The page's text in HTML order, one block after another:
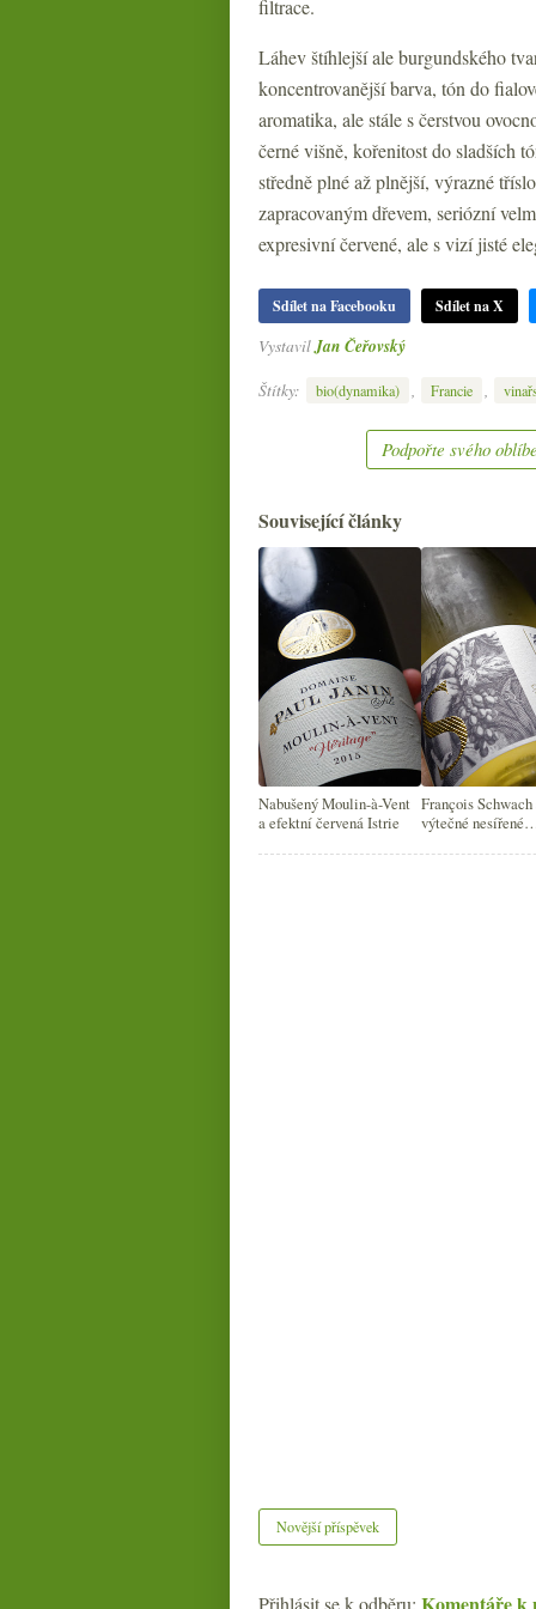
filtrace.
Láhev štíhlejší ale burgundského
koncentrovanější barva, tón do
aromatika, ale stále s čerstvou
černé višně, kořenitost do sladších
středně plné až plnější, výrazné
zapracovaným dřevem, seriózní
expresivní červené, ale s vizí jisté
Sdílet na Facebooku Sdílet na X
VystavilJan Čeřovský
Štítky:
bio(dynamika) Francie
Podpořte svého
Související články
Nabušený Moulin-à-Vent
a efektní červená Istrie
François Schwach
výtečné nesířené
Novější příspěvek
Přihlásit se k odběru: